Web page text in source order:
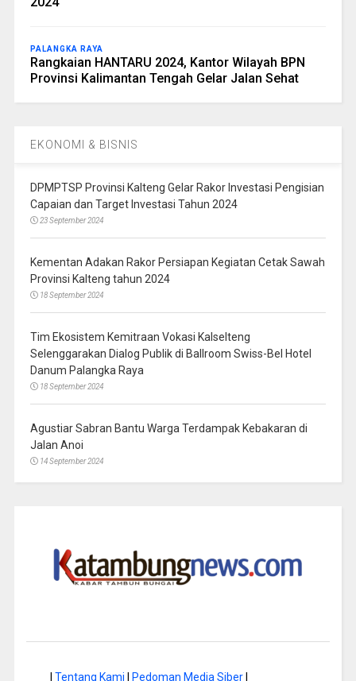
PALANGKA RAYA
Rangkaian HANTARU 2024, Kantor Wilayah BPN
Provinsi Kalimantan Tengah Gelar Jalan Sehat
EKONOMI & BISNIS
DPMPTSP Provinsi Kalteng Gelar Rakor Investasi Pengisian
Capaian dan Target Investasi Tahun 2024
23 September 2024
Kementan Adakan Rakor Persiapan Kegiatan Cetak Sawah
Provinsi Kalteng tahun 2024
18 September 2024
Tim Ekosistem Kemitraan Vokasi Kalselteng
Selenggarakan Dialog Publik di Ballroom Swiss-Bel Hotel
Danum Palangka Raya
18 September 2024
Agustiar Sabran Bantu Warga Terdampak Kebakaran di
Jalan Anoi
14 September 2024
Tentang Kami Pedoman Media Siber|